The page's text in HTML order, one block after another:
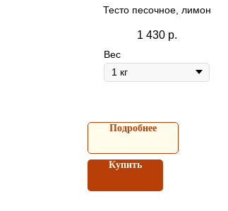
Тесто песочное, лимон
1 430 р.
Вес
Подробнее
Купить